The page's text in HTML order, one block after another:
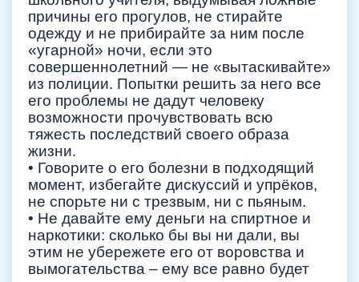
причины его прогулов, не стирайте
одежду и не прибирайте за ним после
«угарной» ночи, если это
совершеннолетний — не «вытаскивайте»
из полиции. Попытки решить за него все
его проблемы не дадут человеку
возможности прочувствовать всю
тяжесть последствий своего образа
жизни.
• Говорите о его болезни в подходящий
момент, избегайте дискуссий и упрёков,
не спорьте ни с трезвым, ни с пьяным.
• Не давайте ему деньги на спиртное и
наркотики: сколько бы вы ни дали, вы
этим не убережете его от воровства и
вымогательства – ему все равно будет